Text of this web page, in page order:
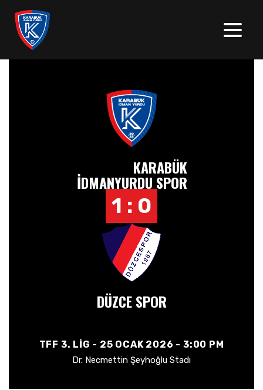
KARABÜK
İDMANYURDU SPOR
1 : 0
DÜZCE SPOR
TFF 3. LIG - 25 OCAK 2026 - 3:00 PM
Dr. Necmettin Şeyhoğlu Stadı